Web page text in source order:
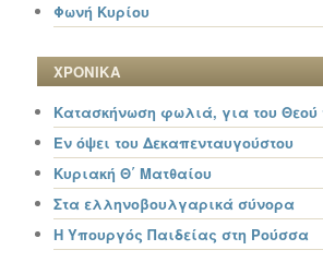
Φωνή Κυρίου
ΧΡΟΝΙΚΑ
Κατασκήνωση φωλιά, για του
Εν όψει του Δεκαπενταυγούστου
Κυριακή Θ΄ Ματθαίου
Στα ελληνοβουλγαρικά σύνορα
Η Υπουργός Παιδείας στη Ρούσσα